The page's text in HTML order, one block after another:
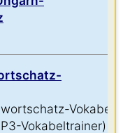
Vokabeln
Vokabeltrainer)